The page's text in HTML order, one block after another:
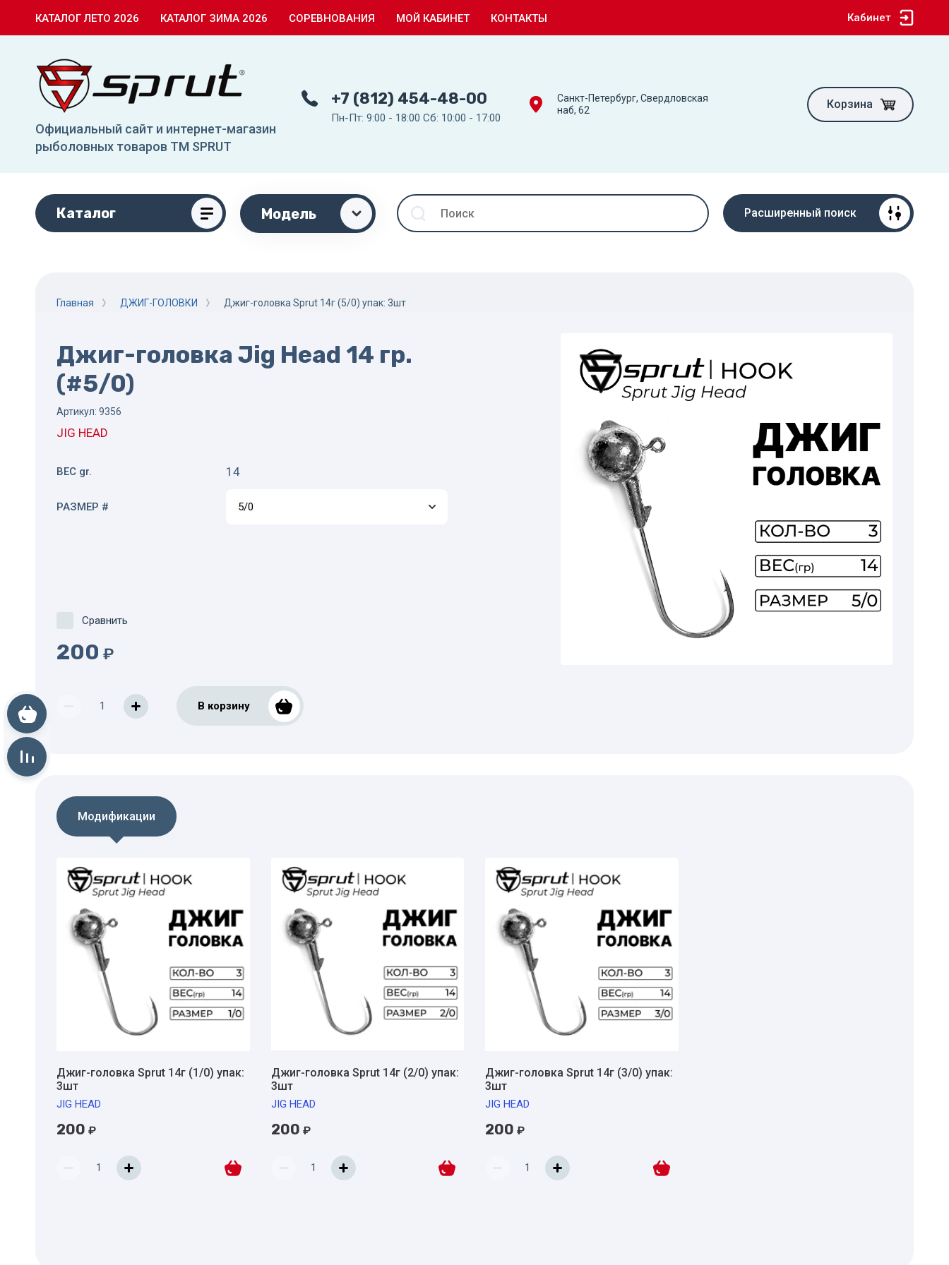
Корзина пуста
КАТАЛОГ ЛЕТО 2026 КАТАЛОГ ЗИМА 2026 СОРЕВНОВАНИЯ МОЙ КАБИНЕТ КОНТАКТЫ Кабинет
Официальный сайт и интернет-магазин
рыболовных товаров TM SPRUT
+7 (812) 454-48-00
Пн-Пт: 9:00 - 18:00 Сб: 10:00 - 17:00
Санкт-Петербург, Свердловская
наб, 62
Корзина
Каталог Модель Расширенный поиск
Главная ДЖИГ-ГОЛОВКИ Джиг-головка Sprut 14г (5/0) упак: 3шт
Джиг-головка Jig Head 14 гр.
(#5/0)
Артикул: 9356
JIG HEAD
ВЕС gr. 14
РАЗМЕР #
200 ₽
Сравнить
В корзину
Модификации
Джиг-головка Sprut 14г (1/0) упак:
3шт
JIG HEAD
200 ₽
Джиг-головка Sprut 14г (2/0) упак:
3шт
JIG HEAD
200 ₽
Джиг-головка Sprut 14г (3/0) упак:
3шт
JIG HEAD
200 ₽